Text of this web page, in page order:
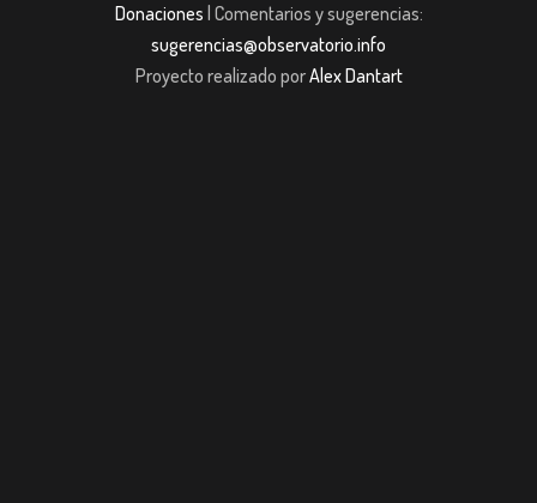
Donaciones | Comentarios y sugerencias:
sugerencias@observatorio.info
Proyecto realizado porAlex Dantart